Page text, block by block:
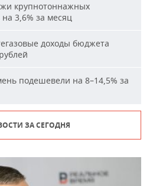
крупнотоннажных
на 3,6% за месяц
доходы бюджета
подешевели на 8–14,5% за
ЗА СЕГОДНЯ